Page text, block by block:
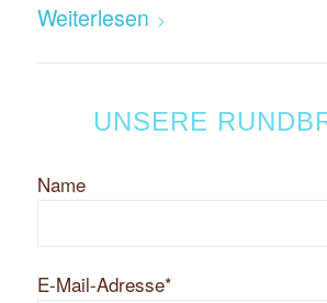
Weiterlesen
UNSERE
Name
E-Mail-Adresse*